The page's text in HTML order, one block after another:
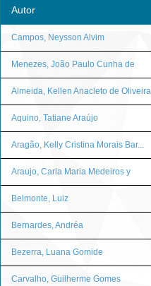
Autor
Campos, Neysson Alvim
Menezes, João Paulo Cunha de
Almeida, Kellen Anacleto de Oliveira
Aquino, Tatiane Araújo
Aragão, Kelly Cristina Morais Bar...
Araujo, Carla Maria Medeiros y
Belmonte, Luiz
Bernardes, Andréa
Bezerra, Luana Gomide
Carvalho, Guilherme Gomes